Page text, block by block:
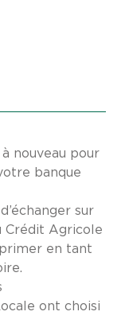
nouveau pour
banque
sur
Crédit Agricole
en tant
ont choisi